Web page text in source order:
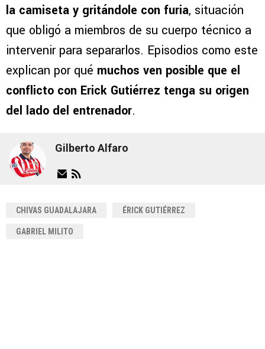
la camiseta y gritándole con furia, situación
que obligó a miembros de su cuerpo técnico a
intervenir para separarlos. Episodios como este
explican por qué muchos ven posible que el
conflicto con Erick Gutiérrez tenga su origen
del lado del entrenador.
Gilberto Alfaro
CHIVAS GUADALAJARA ÉRICK GUTIÉRREZ
GABRIEL MILITO